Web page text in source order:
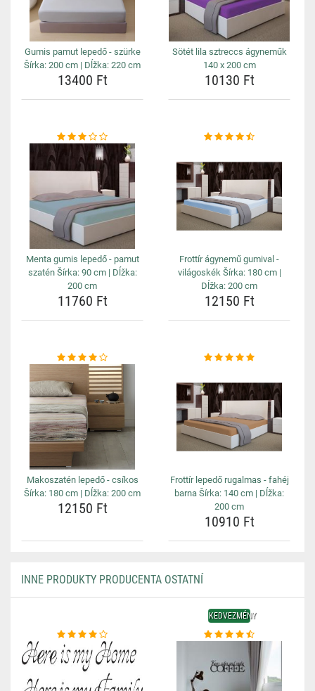
Gumis pamut lepedő - szürke
Šírka: 200 cm | Dĺžka: 220 cm
13400 Ft
Sötét lila sztreccs ágyneműk
140 x 200 cm
10130 Ft
Menta gumis lepedő - pamut
szatén Šírka: 90 cm | Dĺžka:
200 cm
11760 Ft
Frottír ágynemű gumival -
világoskék Šírka: 180 cm |
Dĺžka: 200 cm
12150 Ft
Makoszatén lepedő - csíkos
Šírka: 180 cm | Dĺžka: 200 cm
12150 Ft
Frottír lepedő rugalmas - fahéj
barna Šírka: 140 cm | Dĺžka:
200 cm
10910 Ft
INNE PRODUKTY PRODUCENTA OSTATNÍ
KEDVEZMÉNY